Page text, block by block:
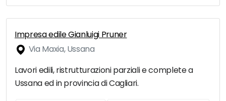
Impresa edile Gianluigi Pruner
Via Maxia, Ussana
Lavori edili, ristrutturazioni parziali e complete a
Ussana ed in provincia di Cagliari.